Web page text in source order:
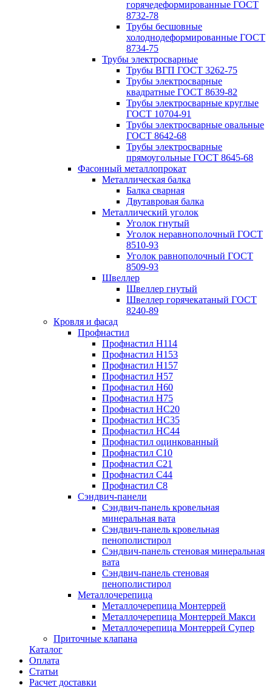
горячедеформированные ГОСТ
8732-78
Трубы бесшовные
холоднодеформированные ГОСТ
8734-75
Трубы электросварные
Трубы ВГП ГОСТ 3262-75
Трубы электросварные
квадратные ГОСТ 8639-82
Трубы электросварные круглые
ГОСТ 10704-91
Трубы электросварные овальные
ГОСТ 8642-68
Трубы электросварные
прямоугольные ГОСТ 8645-68
Фасонный металлопрокат
Металлическая балка
Балка сварная
Двутавровая балка
Металлический уголок
Уголок гнутый
Уголок неравнополочный ГОСТ
8510-93
Уголок равнополочный ГОСТ
8509-93
Швеллер
Швеллер гнутый
Швеллер горячекатаный ГОСТ
8240-89
Кровля и фасад
Профнастил
Профнастил Н114
Профнастил Н153
Профнастил Н157
Профнастил Н57
Профнастил Н60
Профнастил Н75
Профнастил НС20
Профнастил НС35
Профнастил НС44
Профнастил оцинкованный
Профнастил С10
Профнастил С21
Профнастил С44
Профнастил С8
Сэндвич-панели
Сэндвич-панель кровельная
минеральная вата
Сэндвич-панель кровельная
пенополистирол
Сэндвич-панель стеновая минеральная
вата
Сэндвич-панель стеновая
пенополистирол
Металлочерепица
Металлочерепица Монтеррей
Металлочерепица Монтеррей Макси
Металлочерепица Монтеррей Супер
Приточные клапана
Каталог
Оплата
Статьи
Расчет доставки